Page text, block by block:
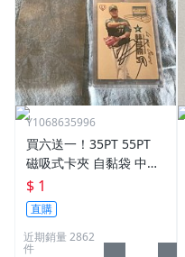
Y1068635996
買六送一！35PT 55PT
磁吸式卡夾 自黏袋 中華
職棒球員卡 遊戲王 寶可
夢PTCG 漫威 ultra pro
可用
$ 1
直購
近期銷量 2862
件